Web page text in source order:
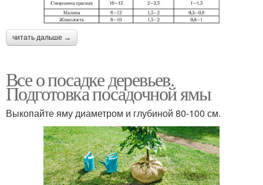
читать дальше →
Все о посадке деревьев.
Подготовка посадочной ямы
Выкопайте яму диаметром и глубиной 80-100 см.